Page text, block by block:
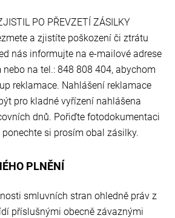
PO PŘEVZETÍ ZÁSILKY
a zjistíte poškození či ztrátu
nás informujte na e-mailové adrese
na tel.: 848 808 404, abychom
reklamace. Nahlášení reklamace
pro kladné vyřízení nahlášena
dnů. Pořiďte fotodokumentaci
si prosím obal zásilky.
PLNĚNÍ
smluvních stran ohledně práv z
příslušnými obecně závaznými